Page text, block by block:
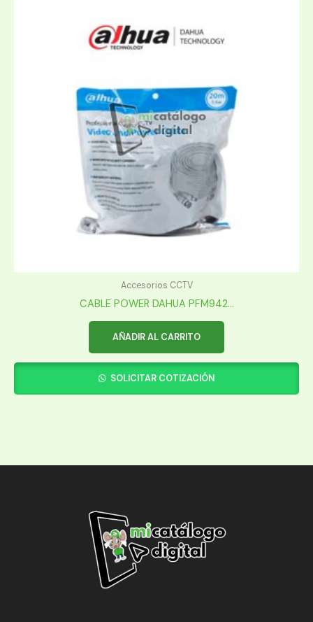
Accesorios CCTV
CABLE POWER DAHUA PFM942...
AÑADIR AL CARRITO
SOLICITAR COTIZACIÓN